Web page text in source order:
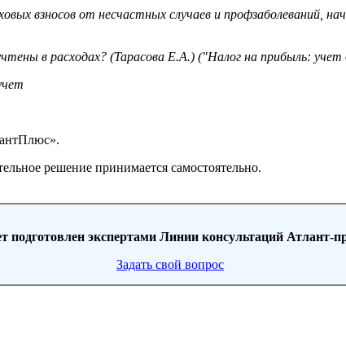
взносов от несчастных случаев и профзаболеваний,
в расходах? (Тарасова Е.А.) ("Налог на прибыль: учет
решение принимается самостоятельно.
подготовлен экспертами Линии консультаций Атлант-
Задать свой вопрос